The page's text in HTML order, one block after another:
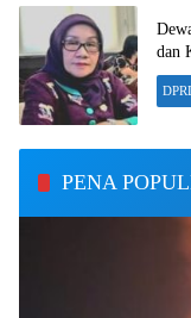
dan
PENA